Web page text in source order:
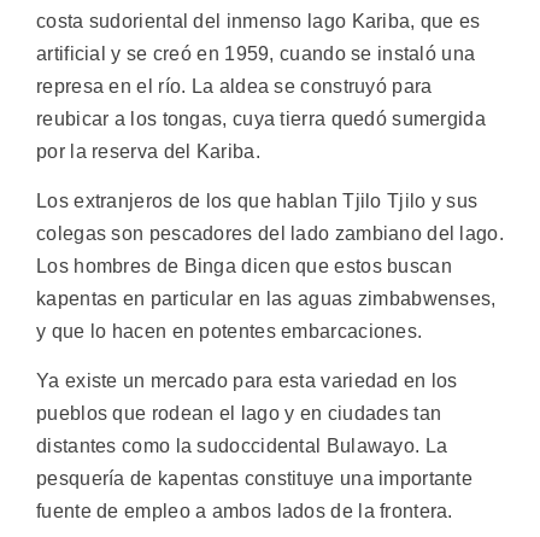
costa sudoriental del inmenso lago Kariba, que es
artificial y se creó en 1959, cuando se instaló una
represa en el río. La aldea se construyó para
reubicar a los tongas, cuya tierra quedó sumergida
por la reserva del Kariba.
Los extranjeros de los que hablan Tjilo Tjilo y sus
colegas son pescadores del lado zambiano del lago.
Los hombres de Binga dicen que estos buscan
kapentas en particular en las aguas zimbabwenses,
y que lo hacen en potentes embarcaciones.
Ya existe un mercado para esta variedad en los
pueblos que rodean el lago y en ciudades tan
distantes como la sudoccidental Bulawayo. La
pesquería de kapentas constituye una importante
fuente de empleo a ambos lados de la frontera.